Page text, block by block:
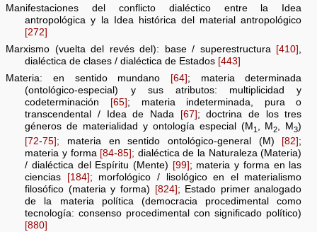
Manifestaciones del conflicto dialéctico entre la Idea
antropológica y la Idea histórica del material antropológico
[272]
Marxismo (vuelta del revés del): base / superestructura
[410]
dialéctica de clases / dialéctica de Estados [443]
Materia: en sentido mundano
[64] ; materia determinada
(ontológico-especial) y sus atributos: multiplicidad y
codeterminación
[65] ; materia indeterminada, pura o
transcendental / Idea de Nada
[67] ; doctrina de los tres
géneros de materialidad y ontología especial (M 1 , M2 , M3)
[72-75]; materia en sentido ontológico-general (M) [82] ;
materia y forma [84-85]; dialéctica de la Naturaleza (Materia)
/ dialéctica del Espíritu (Mente) [99] ; materia y forma en las
ciencias
[184] ; morfológico / lisológico en el materialismo
filosófico (materia y forma)
[824] ; Estado primer analogado
de la materia política (democracia procedimental como
tecnología: consenso procedimental con significado político)
[880]